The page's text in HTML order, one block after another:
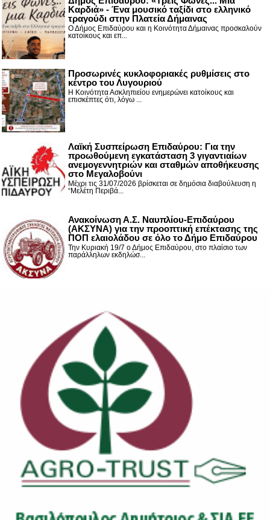
Καρδιά» - Ένα μουσικό ταξίδι στο ελληνικό
τραγούδι στην Πλατεία Δήμαινας
Ο Δήμος Επιδαύρου και η Κοινότητα Δήμαινας προσκαλούν
κατοίκους και επ...
Προσωρινές κυκλοφοριακές ρυθμίσεις στο
κέντρο του Λυγουριού
Η Κοινότητα Ασκληπιείου ενημερώνει κατοίκους και
επισκέπτες ότι, λόγω ...
Λαϊκή Συσπείρωση Επιδαύρου: Για την
προωθούμενη εγκατάσταση 3 γιγαντιαίων
ανεμογεννητριών και σταθμών αποθήκευσης
στο Μεγαλοβούνι
Μέχρι τις 31/07/2026 βρίσκεται σε δημόσια διαβούλευση η
“Μελέτη Περιβά...
Ανακοίνωση Α.Σ. Ναυπλίου-Επιδαύρου
(ΑΚΣΥΝΑ) για την προοπτική επέκτασης της
ΠΟΠ ελαιολάδου σε όλο το Δήμο Επιδαύρου
Την Κυριακή 19/7 ο Δήμος Επιδαύρου, στο πλαίσιο των
παράλληλων εκδηλώσ...